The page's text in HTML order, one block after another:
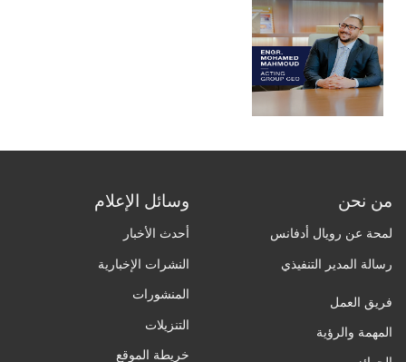
من نحن
لمحة عن رويال أدفانس
رسالة المدير التنفيذي
فريق العمل
المهمة والرؤية
وسائل الإعلام
أحدث الأخبار
النشرات الإخبارية
المنشورات
التنزيلات
خريطة الموقع